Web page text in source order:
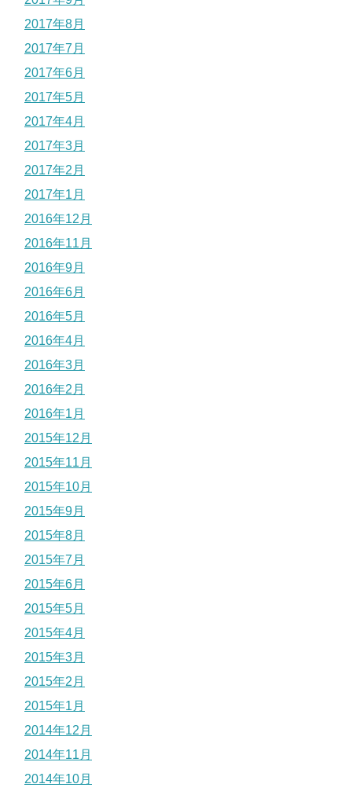
2017年8月
2017年7月
2017年6月
2017年5月
2017年4月
2017年3月
2017年2月
2017年1月
2016年12月
2016年11月
2016年9月
2016年6月
2016年5月
2016年4月
2016年3月
2016年2月
2016年1月
2015年12月
2015年11月
2015年10月
2015年9月
2015年8月
2015年7月
2015年6月
2015年5月
2015年4月
2015年3月
2015年2月
2015年1月
2014年12月
2014年11月
2014年10月